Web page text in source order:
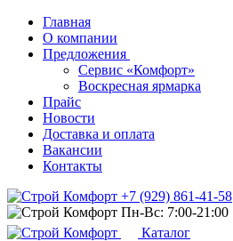
Главная
О компании
Предложения
Сервис «Комфорт»
Воскресная ярмарка
Прайс
Новости
Доставка и оплата
Вакансии
Контакты
+7 (929) 861-41-58
Пн-Вс: 7:00-21:00
Каталог